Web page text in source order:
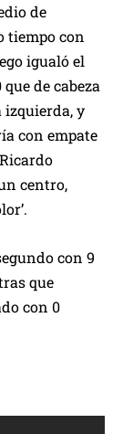
de
tiempo con
igualó el
de cabeza
izquierda, y
con empate
centro,
con 9
que
con 0